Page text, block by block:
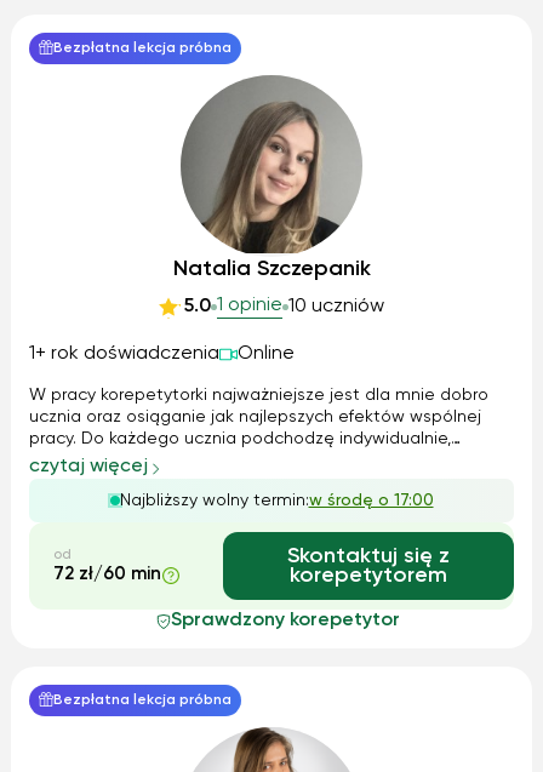
Bezpłatna lekcja próbna
Natalia Szczepanik
5.0 1 opinie 10 uczniów
1+ rok doświadczenia Online
W pracy korepetytorki najważniejsze jest dla mnie dobro
ucznia oraz osiąganie jak najlepszych efektów wspólnej
pracy. Do każdego ucznia podchodzę indywidualnie,
dostosowując metody i tempo nauki do jego potrzeb i
możliwości. Na zajęciach dbam o pozytywną atmosferę i
wykorzystuję różnorodne metody dy...
czytaj więcej
Najbliższy wolny termin:w środę o 17:00
od
72 zł/60 min
Skontaktuj się z
korepetytorem
Sprawdzony korepetytor
Bezpłatna lekcja próbna